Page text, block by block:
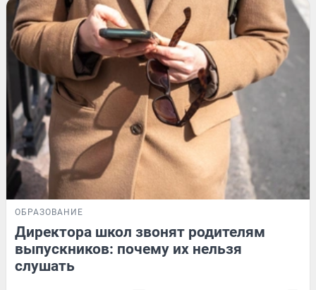
ОБРАЗОВАНИЕ
Директора школ звонят родителям
выпускников: почему их нельзя
слушать